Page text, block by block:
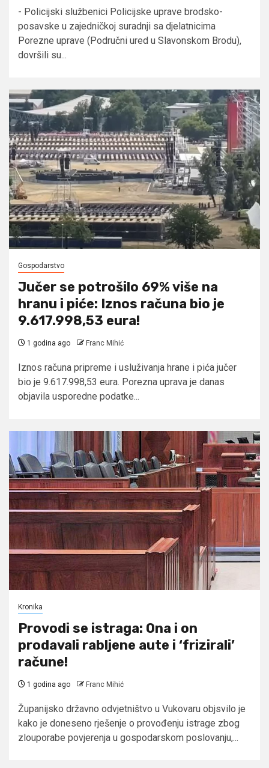
- Policijski službenici Policijske uprave brodsko-
posavske u zajedničkoj suradnji sa djelatnicima
Porezne uprave (Područni ured u Slavonskom Brodu),
dovršili su...
Gospodarstvo
Jučer se potrošilo 69% više na
hranu i piće: Iznos računa bio je
9.617.998,53 eura!
1 godina ago Franc Mihić
Iznos računa pripreme i usluživanja hrane i pića jučer
bio je 9.617.998,53 eura. Porezna uprava je danas
objavila usporedne podatke...
Kronika
Provodi se istraga: Ona i on
prodavali rabljene aute i ‘frizirali’
račune!
1 godina ago Franc Mihić
Županijsko državno odvjetništvo u Vukovaru objsvilo je
kako je doneseno rješenje o provođenju istrage zbog
zlouporabe povjerenja u gospodarskom poslovanju,...